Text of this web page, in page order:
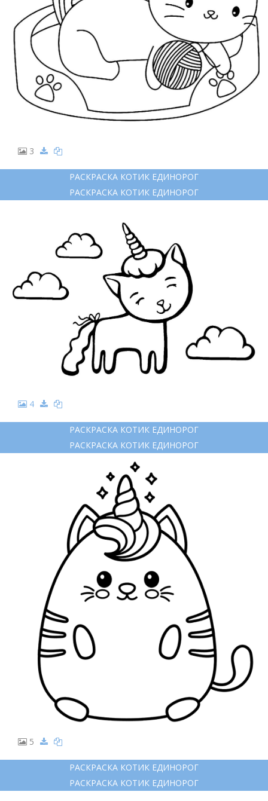
3
РАСКРАСКА КОТИК ЕДИНОРОГ
РАСКРАСКА КОТИК ЕДИНОРОГ
4
РАСКРАСКА КОТИК ЕДИНОРОГ
РАСКРАСКА КОТИК ЕДИНОРОГ
5
РАСКРАСКА КОТИК ЕДИНОРОГ
РАСКРАСКА КОТИК ЕДИНОРОГ